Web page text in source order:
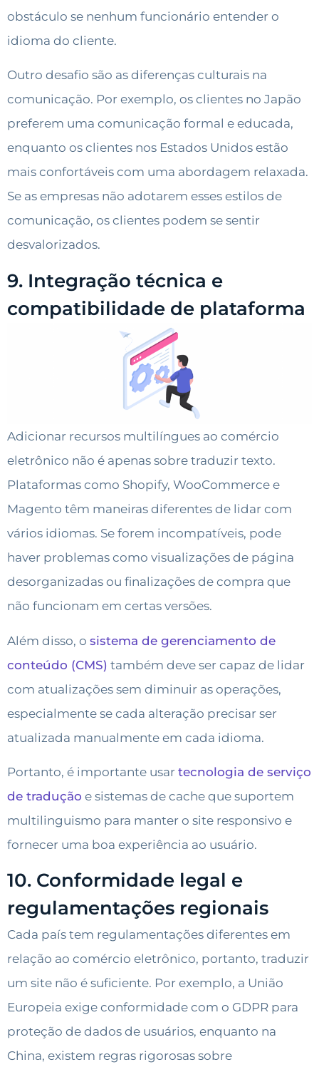
obstáculo se nenhum funcionário entender o
idioma do cliente.
Outro desafio são as diferenças culturais na
comunicação. Por exemplo, os clientes no Japão
preferem uma comunicação formal e educada,
enquanto os clientes nos Estados Unidos estão
mais confortáveis com uma abordagem relaxada.
Se as empresas não adotarem esses estilos de
comunicação, os clientes podem se sentir
desvalorizados.
9. Integração técnica e
compatibilidade de plataforma
Adicionar recursos multilíngues ao comércio
eletrônico não é apenas sobre traduzir texto.
Plataformas como Shopify, WooCommerce e
Magento têm maneiras diferentes de lidar com
vários idiomas. Se forem incompatíveis, pode
haver problemas como visualizações de página
desorganizadas ou finalizações de compra que
não funcionam em certas versões.
Além disso, o sistema de gerenciamento de
conteúdo (CMS) também deve ser capaz de lidar
com atualizações sem diminuir as operações,
especialmente se cada alteração precisar ser
atualizada manualmente em cada idioma.
Portanto, é importante usar tecnologia de serviço
de tradução e sistemas de cache que suportem
multilinguismo para manter o site responsivo e
fornecer uma boa experiência ao usuário.
10. Conformidade legal e
regulamentações regionais
Cada país tem regulamentações diferentes em
relação ao comércio eletrônico, portanto, traduzir
um site não é suficiente. Por exemplo, a União
Europeia exige conformidade com o GDPR para
proteção de dados de usuários, enquanto na
China, existem regras rigorosas sobre